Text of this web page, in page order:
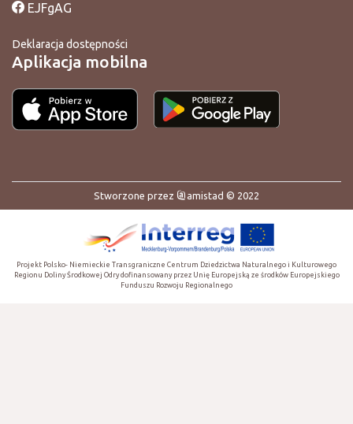
EJFgAG
Deklaracja dostępności
Aplikacja mobilna
Stworzone przez amistad © 2022
Projekt Polsko- Niemieckie Transgraniczne Centrum Dziedzictwa Naturalnego i Kulturowego
Regionu Doliny Środkowej Odry dofinansowany przez Unię Europejską ze środków Europejskiego
Funduszu Rozwoju Regionalnego